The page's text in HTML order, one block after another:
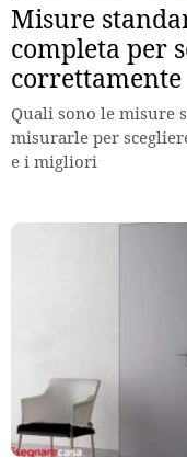
Misure
completa per
correttamente
Quali sono le misure
misurarle per
e i migliori